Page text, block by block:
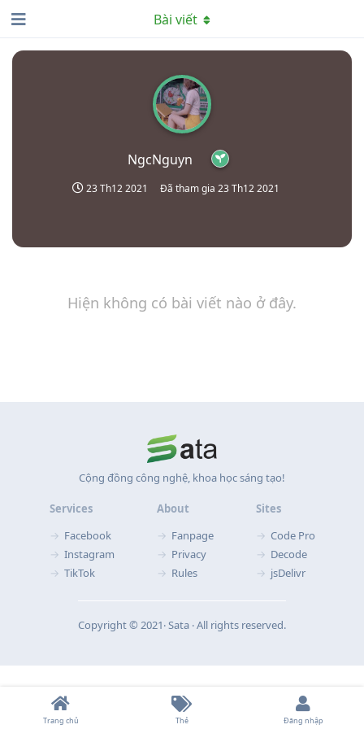
NgcNguyn
23 Th12 2021 Đã tham gia 23 Th12 2021
Bài viết
Hiện không có bài viết nào ở đây.
Cộng đồng công nghệ, khoa học sáng tạo!
Services
Facebook
Instagram
TikTok
About
Fanpage
Privacy
Rules
Sites
Code Pro
Decode
jsDelivr
Copyright © 2021‧ Sata ‧ All rights reserved.
Trang chủ Thẻ Đăng nhập